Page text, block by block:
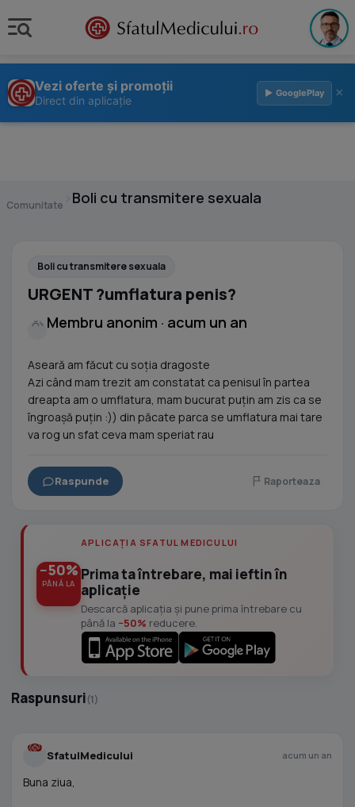
Vezi oferte și promoții
Direct din aplicație
▶ GooglePlay ×
Comunitate Boli cu transmitere sexuala
Boli cu transmitere sexuala
URGENT ?umflatura penis?
Membru anonim · acum un an
Aseară am făcut cu soția dragoste
Azi când mam trezit am constatat ca penisul în partea
dreapta am o umflatura, mam bucurat puțin am zis ca se
îngroașă puțin :)) din păcate parca se umflatura mai tare
va rog un sfat ceva mam speriat rau
Raspunde Raporteaza
−50%
PÂNĂ LA
APLICAȚIA SFATUL MEDICULUI
Prima ta întrebare, mai ieftin în
aplicație
Descarcă aplicația și pune prima întrebare cu
până la −50% reducere.
Raspunsuri(1)
SfatulMedicului acum un an
Buna ziua,